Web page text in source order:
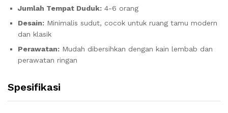
Jumlah Tempat Duduk: 4-6 orang
Desain: Minimalis sudut, cocok untuk ruang tamu modern
dan klasik
Perawatan: Mudah dibersihkan dengan kain lembab dan
perawatan ringan
Spesifikasi